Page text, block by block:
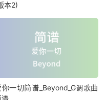
本2)
你一切简谱_Beyond_G调歌曲